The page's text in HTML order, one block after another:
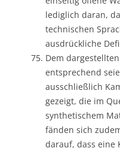
lediglich daran,
technischen
ausdrückliche
Dem
entsprechend
ausschließlich
gezeigt, die im
synthetischem
fänden sich
darauf, dass eine